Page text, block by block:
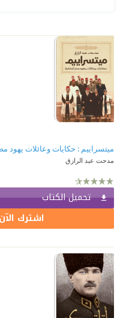
ميتسراييم : حكايات وعائلات يهود
مدحت عبد الرازق
تحميل الكتاب
اشترك الآن